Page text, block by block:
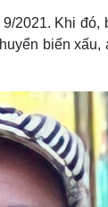
bóng đá
thao
- Điện ảnh
2021. Khi
biến